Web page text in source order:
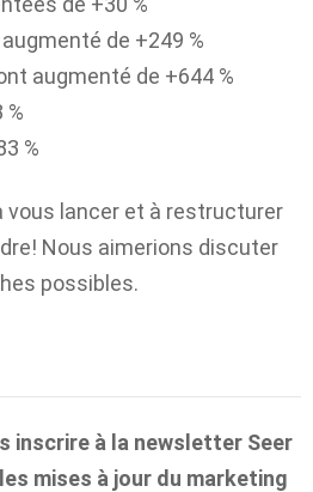
de +249 %
augmenté de +644 %
%
%
vous lancer et à restructurer
Nous aimerions discuter
possibles.
inscrire à la newsletter Seer
mises à jour du marketing